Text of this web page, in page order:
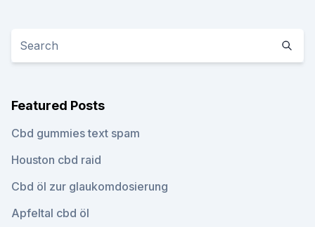
Featured Posts
Cbd gummies text spam
Houston cbd raid
Cbd öl zur glaukomdosierung
Apfeltal cbd öl